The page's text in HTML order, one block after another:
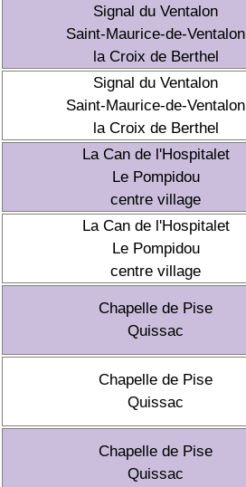
Signal du Ventalon
Saint-Maurice-de-Ventalon
la Croix de Berthel
Signal du Ventalon
Saint-Maurice-de-Ventalon
la Croix de Berthel
La Can de l'Hospitalet
Le Pompidou
centre village
La Can de l'Hospitalet
Le Pompidou
centre village
Chapelle de Pise
Quissac
Chapelle de Pise
Quissac
Chapelle de Pise
Quissac